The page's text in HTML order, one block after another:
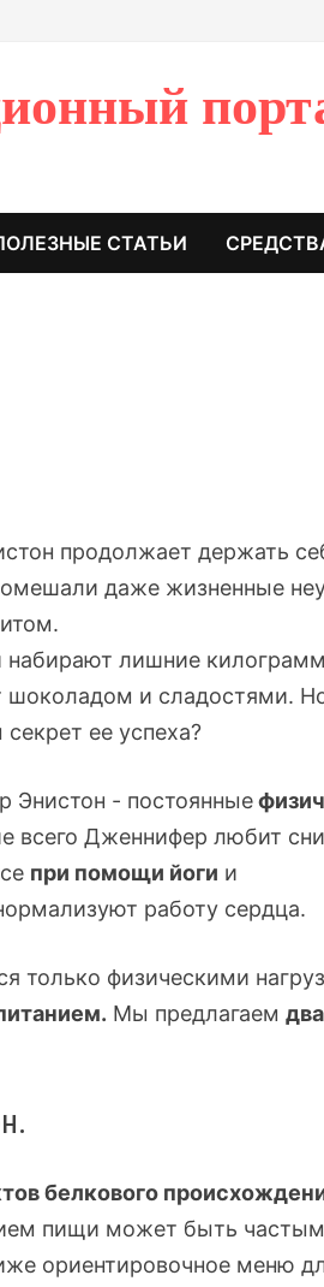
СТАТЬИ
продолжает держать
даже жизненные
набирают лишние
шоколадом и сладостями.
ее успеха?
Энистон - постоянные
всего Дженнифер любит
при помощи йоги и
работу сердца.
только физическими
Мы предлагаем
белкового
пищи может быть
ориентировочное меню